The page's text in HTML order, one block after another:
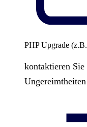
PHP Upgrade
kontaktieren